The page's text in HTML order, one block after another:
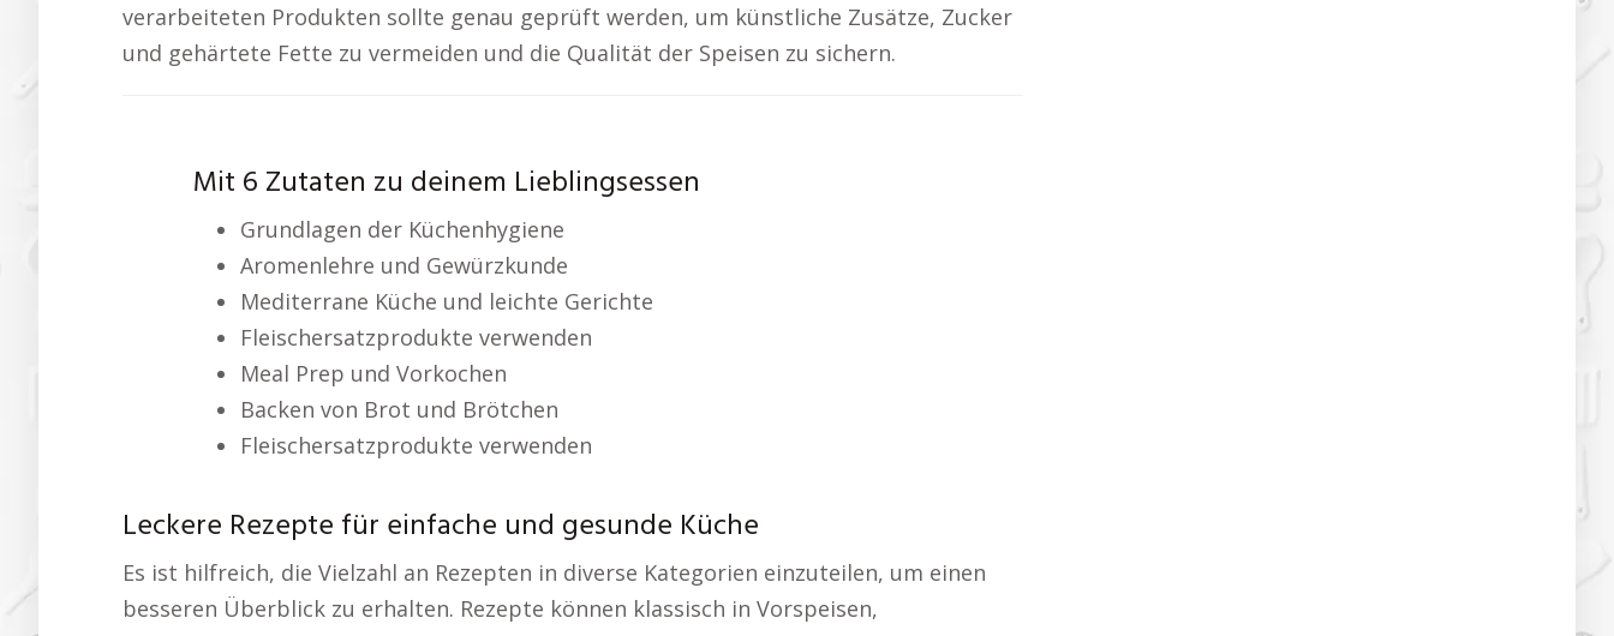
verarbeiteten Produkten sollte genau geprüft werden, um künstliche Zusätze, Zucker
und gehärtete Fette zu vermeiden und die Qualität der Speisen zu sichern.
Mit 6 Zutaten zu deinem Lieblingsessen
Grundlagen der Küchenhygiene
Aromenlehre und Gewürzkunde
Mediterrane Küche und leichte Gerichte
Fleischersatzprodukte verwenden
Meal Prep und Vorkochen
Backen von Brot und Brötchen
Fleischersatzprodukte verwenden
Leckere Rezepte für einfache und gesunde Küche
Es ist hilfreich, die Vielzahl an Rezepten in diverse Kategorien einzuteilen, um einen
besseren Überblick zu erhalten. Rezepte können klassisch in Vorspeisen,